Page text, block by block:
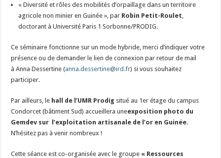
« Diversité et rôles des mobilités d’orpaillage dans un territoire
agricole non minier en Guinée », par Robin Petit-Roulet
doctorant à Université Paris 1 Sorbonne/PRODIG.
Ce séminaire fonctionne sur un mode hybride, merci d’indiquer votre
présence ou de demander le lien de connexion par retour de mail
à Anna Dessertine (anna.dessertine@ird.fr) si vous souhaitez
participer.
Par ailleurs, le hall de l’UMR Prodig situé au 1er étage du campus
Condorcet (bâtiment Sud) accueillera uneexposition photo du
Gemdev sur l’exploitation artisanale de l’or en Guinée.
N’hésitez pas à venir nombreux !
Cette séance est co-organisée avec le groupe « Ressources